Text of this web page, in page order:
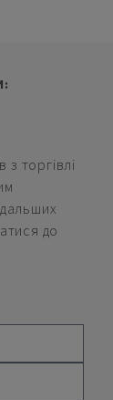
торгівлі
до